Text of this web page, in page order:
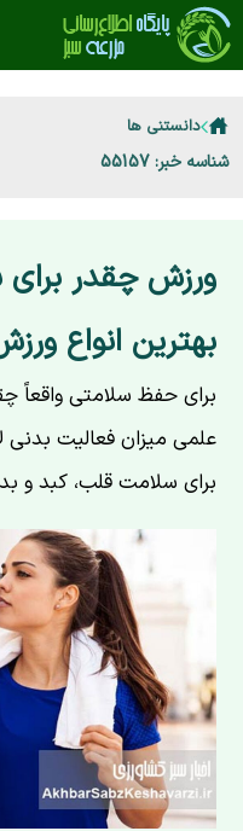
دانستنی ها
شناسه خبر: 55157
ورزش چقدر
بهترین انواع
برای حفظ سلامتی واقعاً
علمی میزان فعالیت بدنی
برای سلامت قلب، کبد و